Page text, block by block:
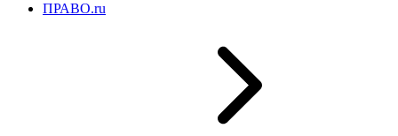
ПРАВО.ru